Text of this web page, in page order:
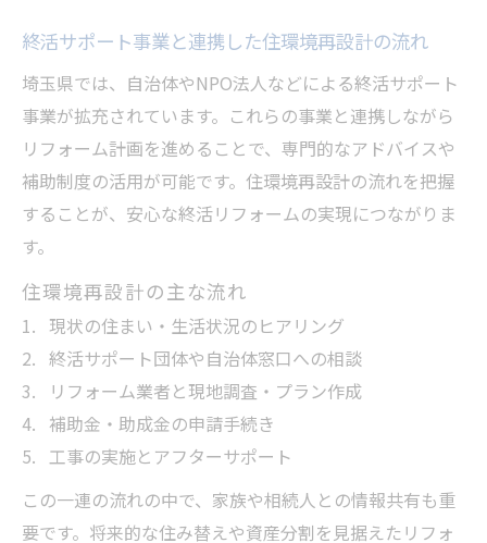
終活サポート事業と連携した住環境再設計の流れ
埼玉県では、自治体やNPO法人などによる終活サポート
事業が拡充されています。これらの事業と連携しながら
リフォーム計画を進めることで、専門的なアドバイスや
補助制度の活用が可能です。住環境再設計の流れを把握
することが、安心な終活リフォームの実現につながりま
す。
住環境再設計の主な流れ
現状の住まい・生活状況のヒアリング
終活サポート団体や自治体窓口への相談
リフォーム業者と現地調査・プラン作成
補助金・助成金の申請手続き
工事の実施とアフターサポート
この一連の流れの中で、家族や相続人との情報共有も重
要です。将来的な住み替えや資産分割を見据えたリフォ